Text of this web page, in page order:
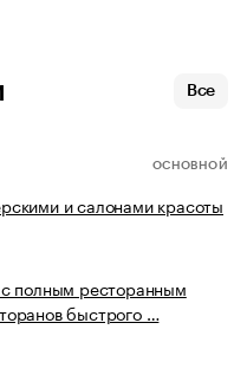
Все
ОСНОВНОЙ
и салонами красоты
полным ресторанным
быстрого …